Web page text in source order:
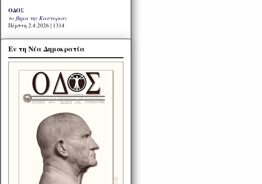
ΟΔΟΣ
το βήμα της Καστοριάς
Πέμπτη 2.4.2026 | 1314
Εν τη Νέα Δημοκρατία